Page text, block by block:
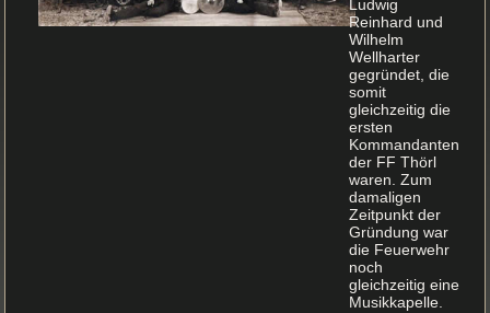
Ludwig
Reinhard und
Wilhelm
Wellharter
gegründet, die
somit
gleichzeitig die
ersten
Kommandanten
der FF Thörl
waren. Zum
damaligen
Zeitpunkt der
Gründung war
die Feuerwehr
noch
gleichzeitig eine
Musikkapelle.